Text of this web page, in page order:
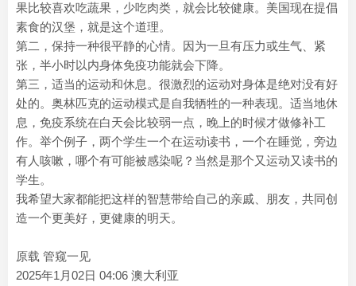
果比较喜欢吃蔬果，少吃肉类，就会比较健康。美国现在提倡
素食的汉堡，就是这个道理。
第二，保持一种很平静的心情。因为一旦有压力或生气、紧
张，半小时以内身体免疫功能就会下降。
第三，适当的运动和休息。很激烈的运动对身体是绝对没有好
处的。奥林匹克的运动模式是自我牺牲的一种表现。适当地休
息，免疫系统在白天会比较弱一点，晚上的时候才做修补工
作。举个例子，两个学生一个在运动读书，一个在睡觉，旁边
有人咳嗽，哪个有可能被感染呢？当然是那个又运动又读书的
学生。
我希望大家都能把这样的智慧带给自己的亲戚、朋友，共同创
造一个更美好，更健康的明天。
原载 管窥一见
2025年1月02日 04:06 澳大利亚